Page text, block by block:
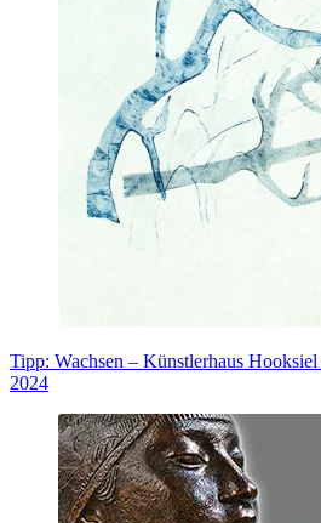
Tipp: Wachsen – Künstlerhaus Hooksiel
2024